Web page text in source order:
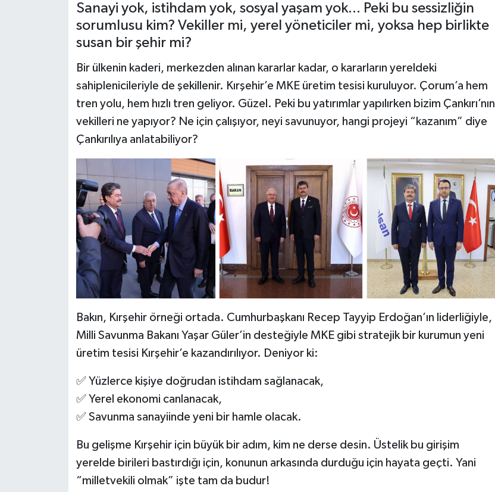
Sanayi yok, istihdam yok, sosyal yaşam yok... Peki bu sessizliğin
sorumlusu kim? Vekiller mi, yerel yöneticiler mi, yoksa hep birlikte
susan bir şehir mi?
Bir ülkenin kaderi, merkezden alınan kararlar kadar, o kararların yereldeki
sahiplenicileriyle de şekillenir. Kırşehir’e MKE üretim tesisi kuruluyor. Çorum’a hem
tren yolu, hem hızlı tren geliyor. Güzel. Peki bu yatırımlar yapılırken bizim Çankırı’nın
vekilleri ne yapıyor? Ne için çalışıyor, neyi savunuyor, hangi projeyi “kazanım” diye
Çankırılıya anlatabiliyor?
Bakın, Kırşehir örneği ortada. Cumhurbaşkanı Recep Tayyip Erdoğan’ın liderliğiyle,
Milli Savunma Bakanı Yaşar Güler’in desteğiyle MKE gibi stratejik bir kurumun yeni
üretim tesisi Kırşehir’e kazandırılıyor. Deniyor ki:
✅ Yüzlerce kişiye doğrudan istihdam sağlanacak,
✅ Yerel ekonomi canlanacak,
✅ Savunma sanayiinde yeni bir hamle olacak.
Bu gelişme Kırşehir için büyük bir adım, kim ne derse desin. Üstelik bu girişim
yerelde birileri bastırdığı için, konunun arkasında durduğu için hayata geçti. Yani
“milletvekili olmak” işte tam da budur!